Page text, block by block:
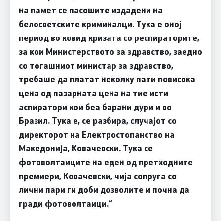
на памет се пасошите издадени на
белосветските криминалци. Тука е оној
период во ковид кризата со респираторите,
за кои Министерството за здравство, заедно
со тогашниот министар за здравство,
требаше да платат неколку пати повисока
цена од пазарната цена на тие исти
аспиратори кои беа барани дури и во
Бразил. Тука е, се разбира, случајот со
директорот на Електростопанство на
Македонија, Ковачевски. Тука се
фотоволтаиците на еден од претходните
премиери, Ковачевски, чија сопруга со
лични пари ги доби дозволите и почна да
гради фотоволтаици.“